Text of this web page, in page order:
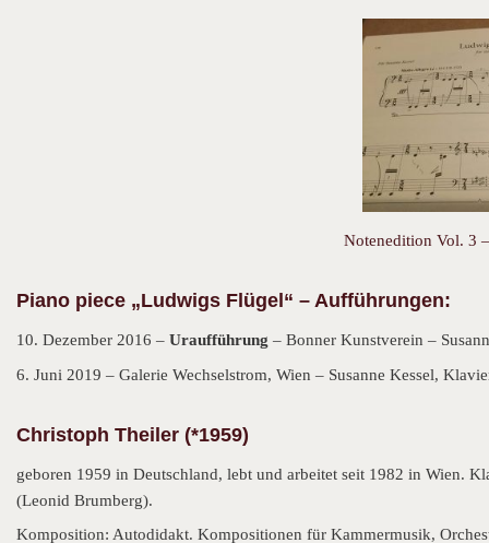
Notenedition Vol. 3
Piano piece „Ludwigs Flügel“ – Aufführungen:
10. Dezember 2016 – Uraufführung – Bonner Kunstverein –
6. Juni 2019 – Galerie Wechselstrom, Wien – Susanne Kessel,
Christoph Theiler (*1959)
geboren 1959 in Deutschland, lebt und arbeitet seit 1982 in Wien.
(Leonid Brumberg).
Komposition: Autodidakt. Kompositionen für Kammermusik,